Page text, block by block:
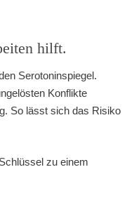
hilft.
Serotoninspiegel.
Konflikte
So lässt sich das Risiko
zu einem